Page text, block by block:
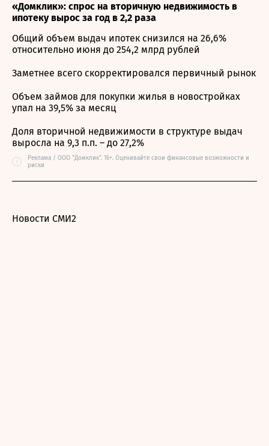
«Домклик»: спрос на вторичную недвижимость в
ипотеку вырос за год в 2,2 раза
Общий объем выдач ипотек снизился на 26,6%
относительно июня до 254,2 млрд рублей
Заметнее всего скорректировался первичный рынок
Объем займов для покупки жилья в новостройках
упал на 39,5% за месяц
Доля вторичной недвижимости в структуре выдач
выросла на 9,3 п.п. – до 27,2%
i
Реклама / ООО "Домклик". 16+. Оценивайте свои финансовые возможности и
риски
Новости СМИ2